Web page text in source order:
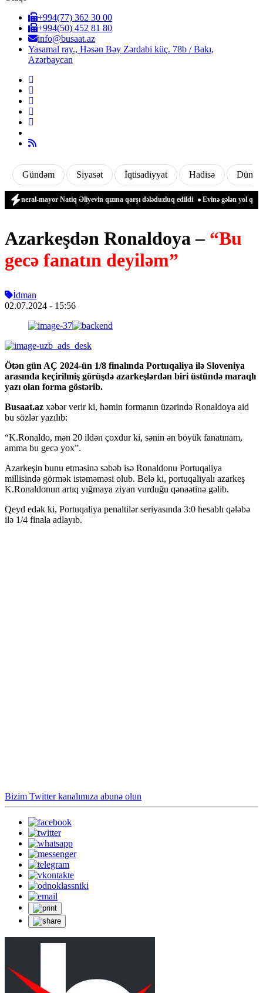
+994(77) 362 30 00
+994(50) 452 81 80
info@busaat.az
Yasamal ray., Həsən Bəy Zərdabi küç. 78b / Bakı,
Azərbaycan
Gündəm Siyasət İqtisadiyyat Hadisə Dünya
mayor Natiq Əliyevin qızına qarşı dələduzluq edildi Evinə gələn yol qonşusu
Azarkeşdən Ronaldoya – “Bu
gecə fanatın deyiləm”
İdman
02.07.2024 - 15:56
Ötən gün AÇ 2024-ün 1/8 finalında Portuqaliya ilə Sloveniya
arasında keçirilmiş görüşdə azarkeşlərdən biri üstündə maraqlı
yazı olan forma göstərib.
Busaat.az xəbər verir ki, həmin formanın üzərində Ronaldoya aid
bu sözlər yazılıb:
“K.Ronaldo, mən 20 ildən çoxdur ki, sənin ən böyük fanatınam,
amma bu gecə yox”.
Azarkeşin bunu etməsinə səbəb isə Ronaldonu Portuqaliya
millisində görmək istəməməsi olub. Belə ki, portuqaliyalı azarkeş
K.Ronaldonun artıq yığmaya ziyan vurduğu qənaətinə gəlib.
Qeyd edək ki, Portuqaliya penaltilər seriyasında 3:0 hesablı qələbə
ilə 1/4 finala adlayıb.
Bizim Twitter kanalımıza abunə olun